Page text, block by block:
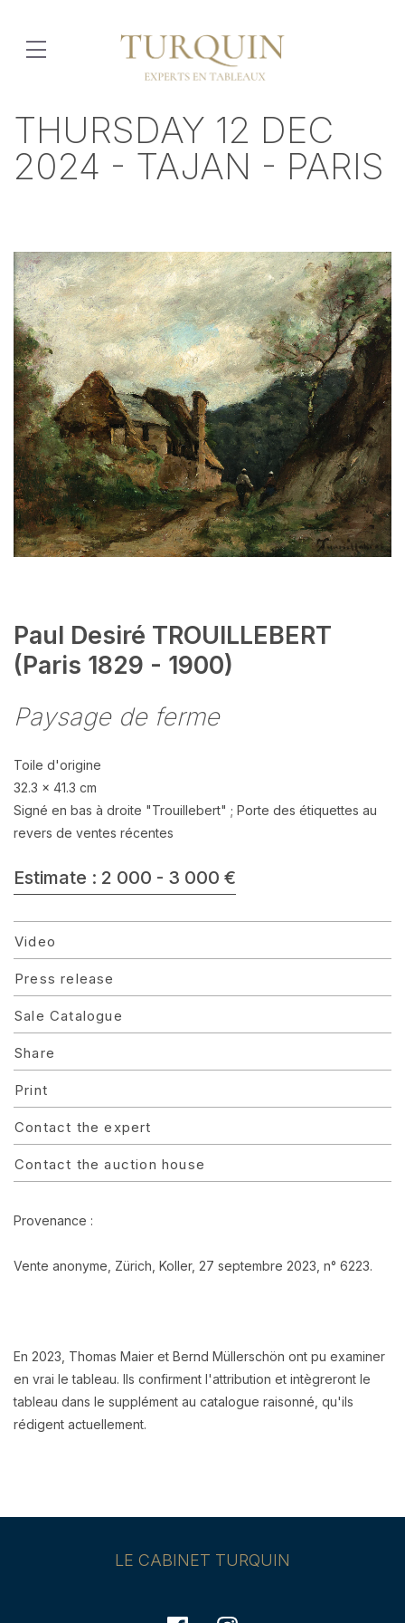
THURSDAY 12 DEC
2024 - TAJAN - PARIS
Paul Desiré TROUILLEBERT
(Paris 1829 - 1900)
Paysage de ferme
Toile d'origine
32.3 x 41.3 cm
Signé en bas à droite "Trouillebert" ; Porte des étiquettes au
revers de ventes récentes
Estimate : 2 000 - 3 000 €
Video
Press release
Sale Catalogue
Share
Print
Contact the expert
Contact the auction house
Provenance :
Vente anonyme, Zürich, Koller, 27 septembre 2023, n° 6223.
En 2023, Thomas Maier et Bernd Müllerschön ont pu examiner
en vrai le tableau. Ils confirment l'attribution et intègreront le
tableau dans le supplément au catalogue raisonné, qu'ils
rédigent actuellement.
LE CABINET TURQUIN